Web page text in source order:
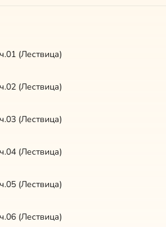
(Лествица)
(Лествица)
(Лествица)
(Лествица)
(Лествица)
(Лествица)